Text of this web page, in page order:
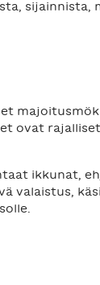
sijainnista,
ovat
ikkunat,
valaistus,